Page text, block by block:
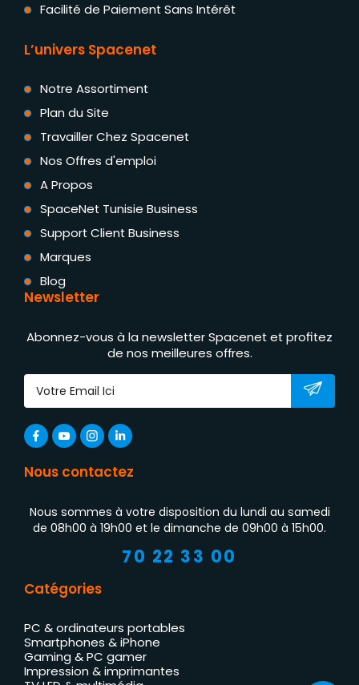
Facilité de Paiement Sans Intérêt
L’univers Spacenet
Notre Assortiment
Plan du Site
Travailler Chez Spacenet
Nos Offres d'emploi
A Propos
SpaceNet Tunisie Business
Support Client Business
Marques
Blog
Newsletter
Abonnez-vous à la newsletter Spacenet et profitez
de nos meilleures offres.
Nous contactez
Nous sommes à votre disposition du lundi au samedi
de 08h00 à 19h00 et le dimanche de 09h00 à 15h00.
70 22 33 00
Catégories
PC & ordinateurs portables
Smartphones & iPhone
Gaming & PC gamer
Impression & imprimantes